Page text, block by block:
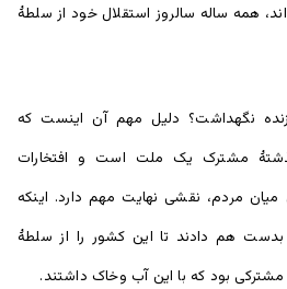
همه ساله سالروز استقلال خود از سلطۀ
زنده نگهداشت؟ دلیل مهم آن اینست که
گذشتۀ مشترک یک ملت است و افتخارات
مردم، نقشی نهایت مهم دارد. اینکه
دست بدست هم دادند تا این کشور را از سلطۀ
مشترکی بود که با این آب وخاک داشتند.